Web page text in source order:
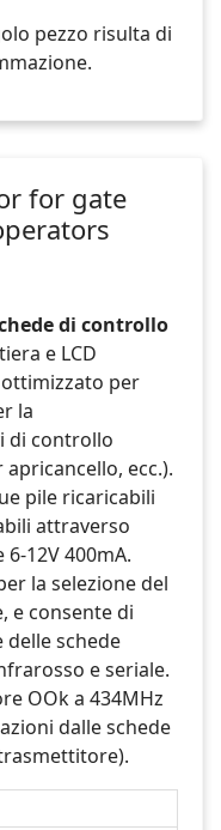
pezzo risulta di
for gate
di controllo
e LCD
per
la
di controllo
ecc.).
pile ricaricabili
attraverso
12V 400mA.
la selezione del
e consente di
schede
e seriale.
OOk a 434MHz
dalle schede